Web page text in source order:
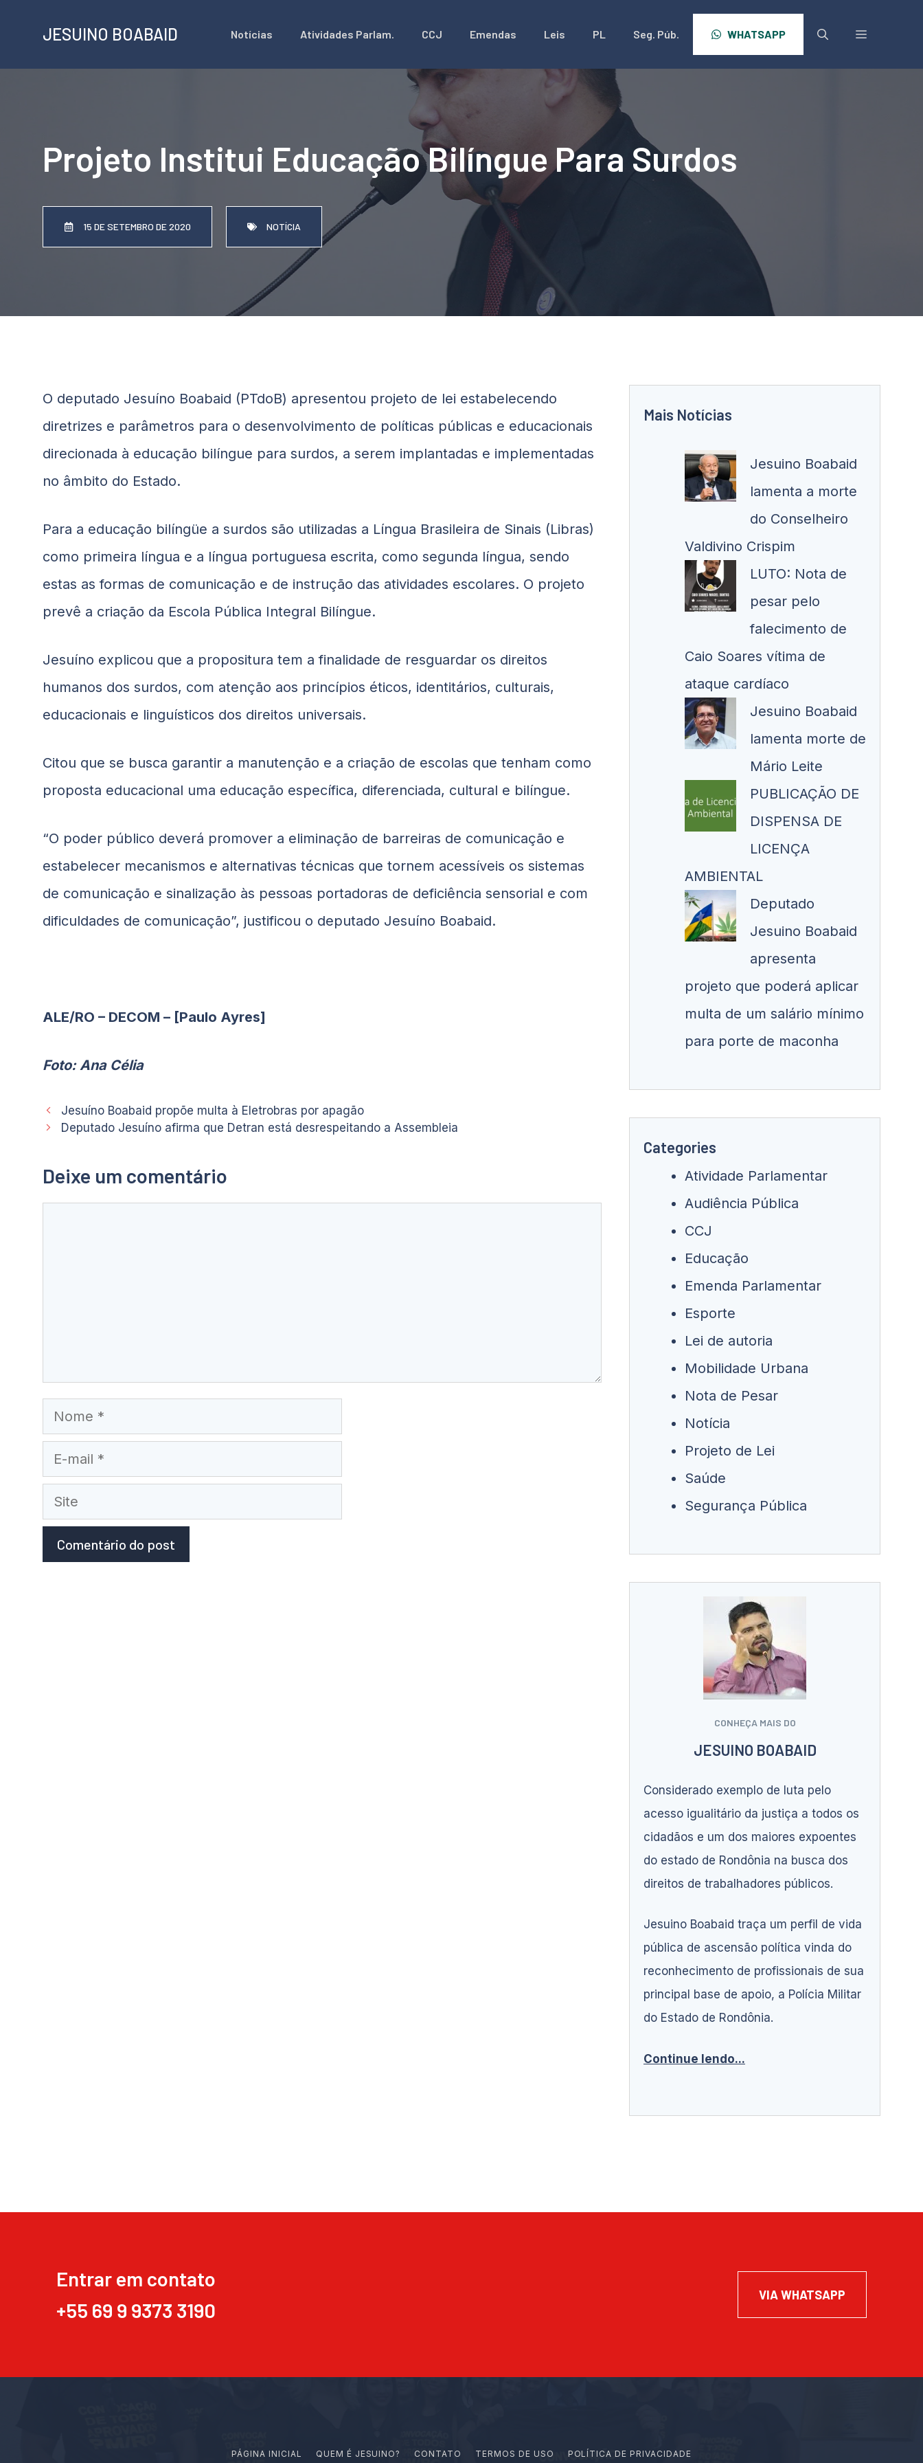
o
JESUINO BOABAID Notícias Atividades Parlam. CCJ Emendas Leis PL Seg. Púb. WHATSAPP
Projeto Institui Educação Bilíngue Para Surdos
15 DE SETEMBRO DE 2020 NOTÍCIA
O deputado Jesuíno Boabaid (PTdoB) apresentou projeto de lei estabelecendo
diretrizes e parâmetros para o desenvolvimento de políticas públicas e educacionais
direcionada à educação bilíngue para surdos, a serem implantadas e implementadas
no âmbito do Estado.
Para a educação bilíngüe a surdos são utilizadas a Língua Brasileira de Sinais (Libras)
como primeira língua e a língua portuguesa escrita, como segunda língua, sendo
estas as formas de comunicação e de instrução das atividades escolares. O projeto
prevê a criação da Escola Pública Integral Bilíngue.
Jesuíno explicou que a propositura tem a finalidade de resguardar os direitos
humanos dos surdos, com atenção aos princípios éticos, identitários, culturais,
educacionais e linguísticos dos direitos universais.
Citou que se busca garantir a manutenção e a criação de escolas que tenham como
proposta educacional uma educação específica, diferenciada, cultural e bilíngue.
“O poder público deverá promover a eliminação de barreiras de comunicação e
estabelecer mecanismos e alternativas técnicas que tornem acessíveis os sistemas
de comunicação e sinalização às pessoas portadoras de deficiência sensorial e com
dificuldades de comunicação”, justificou o deputado Jesuíno Boabaid.
ALE/RO – DECOM – [Paulo Ayres]
Foto: Ana Célia
Jesuíno Boabaid propõe multa à Eletrobras por apagão
Deputado Jesuíno afirma que Detran está desrespeitando a Assembleia
Deixe um comentário
Nome
E-
mail
Site
Mais Notícias
Jesuino Boabaid
lamenta a morte
do Conselheiro
Valdivino Crispim
LUTO: Nota de
pesar pelo
falecimento de
Caio Soares vítima de
ataque cardíaco
Jesuino Boabaid
lamenta morte de
Mário Leite
PUBLICAÇÃO DE
DISPENSA DE
LICENÇA
AMBIENTAL
Deputado
Jesuino Boabaid
apresenta
projeto que poderá aplicar
multa de um salário mínimo
para porte de maconha
Categories
Atividade Parlamentar
Audiência Pública
CCJ
Educação
Emenda Parlamentar
Esporte
Lei de autoria
Mobilidade Urbana
Nota de Pesar
Notícia
Projeto de Lei
Saúde
Segurança Pública
CONHEÇA MAIS DO
JESUINO BOABAID
Considerado exemplo de luta pelo
acesso igualitário da justiça a todos os
cidadãos e um dos maiores expoentes
do estado de Rondônia na busca dos
direitos de trabalhadores públicos.
Jesuino Boabaid traça um perfil de vida
pública de ascensão política vinda do
reconhecimento de profissionais de sua
principal base de apoio, a Polícia Militar
do Estado de Rondônia.
Continue lendo...
Entrar em contato
+55 69 9 9373 3190
VIA WHATSAPP
PÁGINA INICIAL Q U EM É J ESU I N O? CONTATO TERMOS DE USO POLÍTICA DE PRIVACIDADE